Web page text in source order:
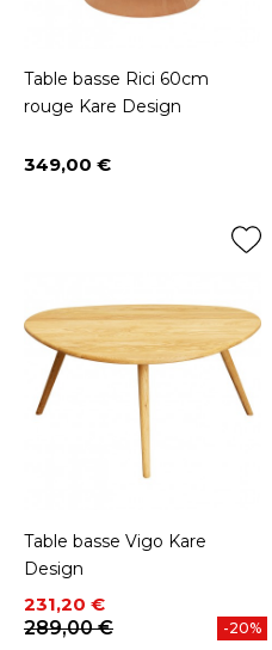
Table basse Rici 60cm
rouge Kare Design
Prix
349,00 €
Table basse Vigo Kare
Design
Prix
231,20 €
Prix de base
289,00 €
-20%